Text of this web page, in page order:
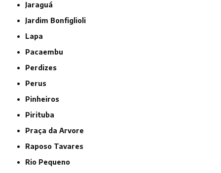
Jaraguá
Jardim Bonfiglioli
Lapa
Pacaembu
Perdizes
Perus
Pinheiros
Pirituba
Praça da Arvore
Raposo Tavares
Rio Pequeno